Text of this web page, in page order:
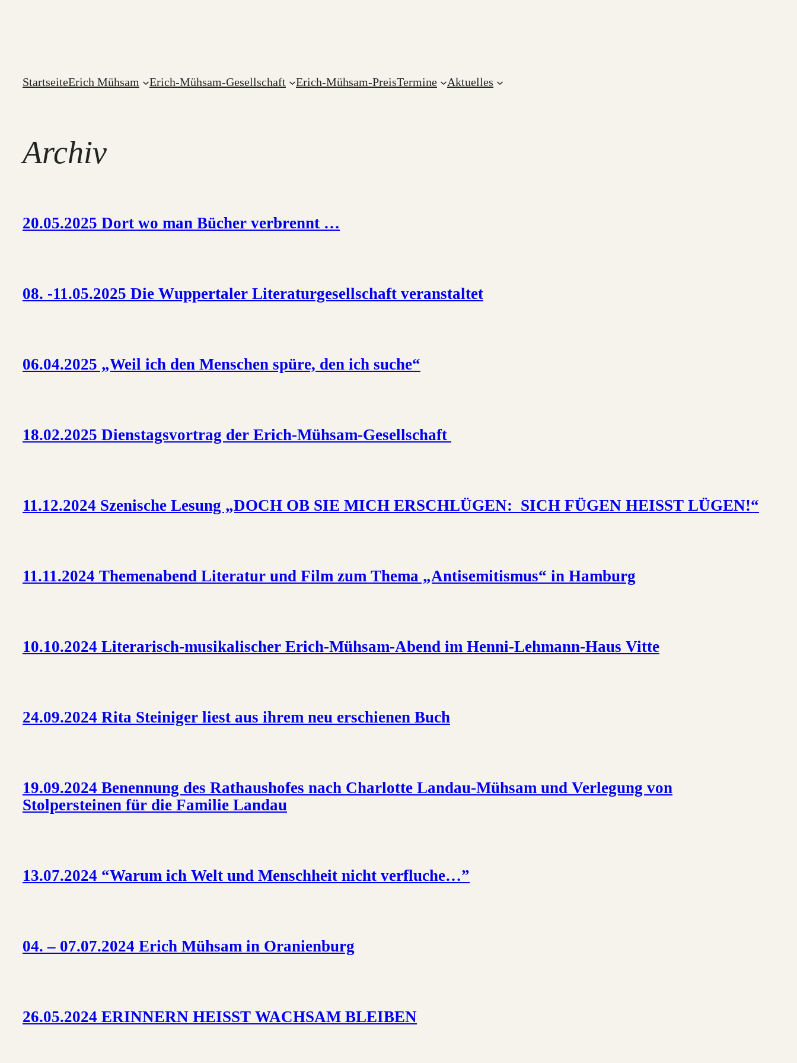
StartseiteErich Mühsam Erich-Mühsam-Gesellschaft Erich-Mühsam-PreisTermine Aktuelles
Archiv
20.05.2025 Dort wo man Bücher verbrennt …
08. -11.05.2025 Die Wuppertaler Literaturgesellschaft veranstaltet
06.04.2025 „Weil ich den Menschen spüre, den ich suche“
18.02.2025 Dienstagsvortrag der Erich-Mühsam-Gesellschaft
11.12.2024 Szenische Lesung „DOCH OB SIE MICH ERSCHLÜGEN: SICH FÜGEN HEISST LÜGEN!“
11.11.2024 Themenabend Literatur und Film zum Thema „Antisemitismus“ in Hamburg
10.10.2024 Literarisch-musikalischer Erich-Mühsam-Abend im Henni-Lehmann-Haus Vitte
24.09.2024 Rita Steiniger liest aus ihrem neu erschienen Buch
19.09.2024 Benennung des Rathaushofes nach Charlotte Landau-Mühsam und Verlegung von
Stolpersteinen für die Familie Landau
13.07.2024 “Warum ich Welt und Menschheit nicht verfluche…”
04. – 07.07.2024 Erich Mühsam in Oranienburg
26.05.2024 ERINNERN HEISST WACHSAM BLEIBEN